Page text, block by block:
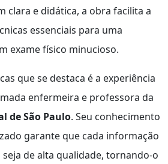
clara e didática, a obra facilita a
essenciais para uma
exame físico minucioso.
que se destaca é a experiência
enfermeira e professora da
de São Paulo. Seu conhecimento
garante que cada informação
de alta qualidade, tornando-o